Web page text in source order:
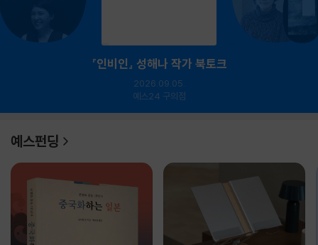
『인비인』 성해나 작가 북토크
2026.09.05.
예스24 구의점
예스펀딩